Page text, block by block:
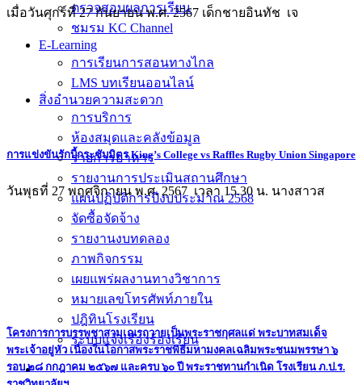
ตรวจสอบผลการเรียน
ชมรม KC Channel
E-Learning
การเรียนการสอนทางไกล
LMS บทเรียนออนไลน์
สิ่งอำนวยความสะดวก
การบริการ
ห้องสมุดและคลังข้อมูล
รายการอาหาร
รายงานการประเมินสถานศึกษา
แผนปฏิบัติการปีงบประมาณ 2568
จัดซื้อจัดจ้าง
รายงานงบทดลอง
ภาพกิจกรรม
เผยแพร่ผลงานทางวิชาการ
หมายเลขโทรศัพท์ภายใน
ปฎิทินโรงเรียน
ระบบแจ้งเรื่องร้องเรียน
เมื่อวันศุกร์ที่ 27 กันยายน พ.ศ. 2567 เด็กชายอินทัช เจ
การแข่งขันรักบี้กระชับมิตร King’s College vs Raffles Rugby Union Singapore
วันพุธที่ 27 พฤศจิกายน พ.ศ. 2567 เวลา 15.30 น. นางสาวส
โครงการการบรรพชาสามเณรถวายเป็นพระราชกุศลแด่ พระบาทสมเด็จ
พระเจ้าอยู่หัว เนื่องในโอกาสพระราชพิธีมหามงคลเฉลิมพระชนมพรรษา ๖
รอบ ๒๘ กกฎาคม ๒๕๖๗ และครบ ๖๐ ปี พระราชทานกำเนิด โรงเรียน ภ.ป.ร.